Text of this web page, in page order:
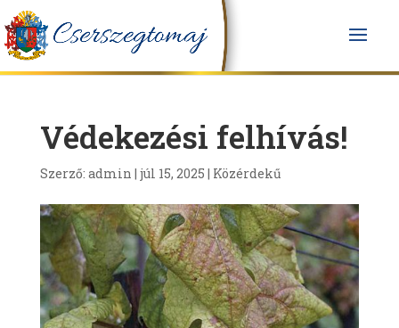
Védekezési felhívás!
Szerző: admin | júl 15, 2025 | Közérdekű